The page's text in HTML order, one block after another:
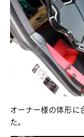
オーナー様の体形に
た。